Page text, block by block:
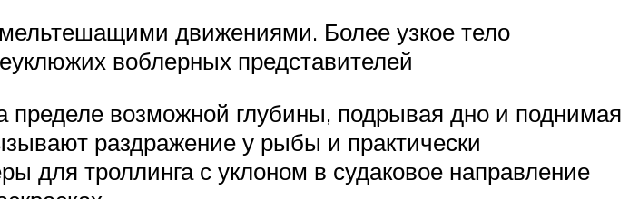
движениями. Более узкое тело
воблерных представителей
возможной глубины, подрывая дно и поднимая
раздражение у рыбы и практически
для троллинга с уклоном в судаковое направление